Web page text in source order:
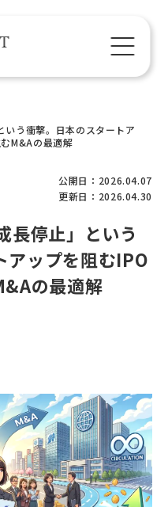
いう衝撃。日本のスタートア
M&Aの最適解
公開日：2026.04.07
更新日：2026.04.30
長停止」という
アップを阻むIPO
の最適解